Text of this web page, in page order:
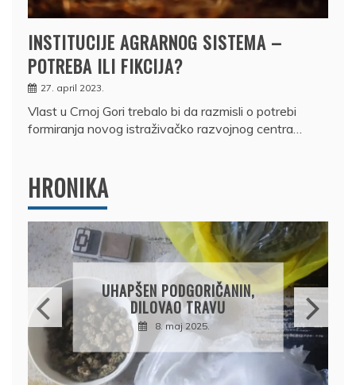
INSTITUCIJE AGRARNOG SISTEMA –
POTREBA ILI FIKCIJA?
27. april 2023.
Vlast u Crnoj Gori trebalo bi da razmisli o potrebi
formiranja novog istraživačko razvojnog centra…
HRONIKA
DRŽAVLJANIN RUSIJE
OSUMNJIČEN DA JE
PRODAO TUĐI BMW,
DRŽAVU NAPUSTIO
BRODOM
12. februar 2025.